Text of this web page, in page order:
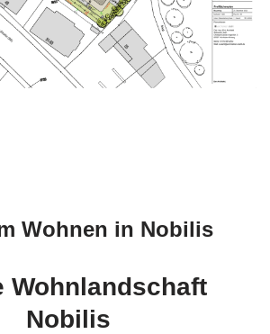
Wohnen in Nobilis
Wohnlandschaft
Nobilis